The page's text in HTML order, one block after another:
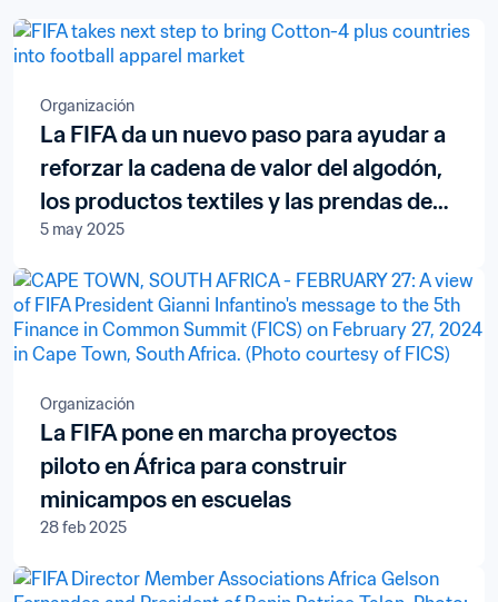
Organización
La FIFA da un nuevo paso para ayudar a
reforzar la cadena de valor del algodón,
los productos textiles y las prendas de
vestir en los países del grupo de los
Cuatro del Algodón+
5 may 2025
Organización
La FIFA pone en marcha proyectos
piloto en África para construir
minicampos en escuelas
28 feb 2025